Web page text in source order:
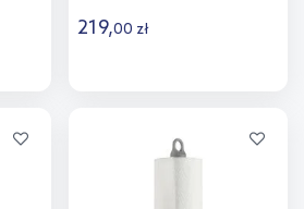
219,00 zł
Dodaj do